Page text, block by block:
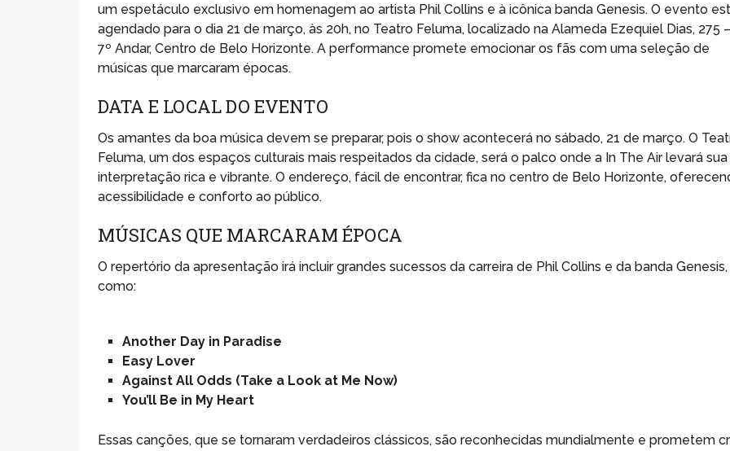
um espetáculo exclusivo em homenagem ao artista Phil Collins e à icônica banda Genesis. O evento
agendado para o dia 21 de março, às 20h, no Teatro Feluma, localizado na Alameda Ezequiel Dias, 275
7º Andar, Centro de Belo Horizonte. A performance promete emocionar os fãs com uma seleção de
músicas que marcaram épocas.
DATA E LOCAL DO EVENTO
Os amantes da boa música devem se preparar, pois o show acontecerá no sábado, 21 de março. O
Feluma, um dos espaços culturais mais respeitados da cidade, será o palco onde a In The Air levará sua
interpretação rica e vibrante. O endereço, fácil de encontrar, fica no centro de Belo Horizonte,
acessibilidade e conforto ao público.
MÚSICAS QUE MARCARAM ÉPOCA
O repertório da apresentação irá incluir grandes sucessos da carreira de Phil Collins e da banda Genesis,
como:
Another Day in Paradise
Easy Lover
Against All Odds (Take a Look at Me Now)
You’ll Be in My Heart
Essas canções, que se tornaram verdadeiros clássicos, são reconhecidas mundialmente e prometem